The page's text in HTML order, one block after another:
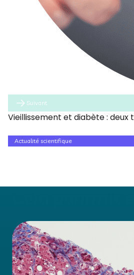
Suivant
Vieillissement et diabète :
Actualité scientifique